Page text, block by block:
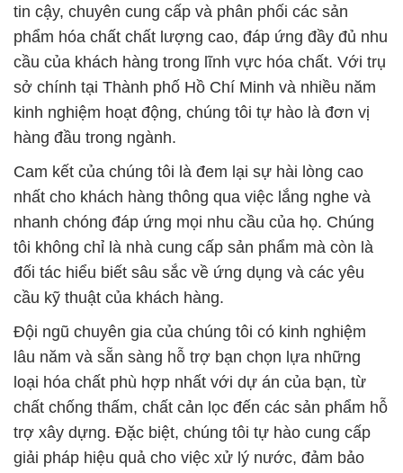
tin cậy, chuyên cung cấp và phân phối các sản
phẩm hóa chất chất lượng cao, đáp ứng đầy đủ nhu
cầu của khách hàng trong lĩnh vực hóa chất. Với trụ
sở chính tại Thành phố Hồ Chí Minh và nhiều năm
kinh nghiệm hoạt động, chúng tôi tự hào là đơn vị
hàng đầu trong ngành.
Cam kết của chúng tôi là đem lại sự hài lòng cao
nhất cho khách hàng thông qua việc lắng nghe và
nhanh chóng đáp ứng mọi nhu cầu của họ. Chúng
tôi không chỉ là nhà cung cấp sản phẩm mà còn là
đối tác hiểu biết sâu sắc về ứng dụng và các yêu
cầu kỹ thuật của khách hàng.
Đội ngũ chuyên gia của chúng tôi có kinh nghiệm
lâu năm và sẵn sàng hỗ trợ bạn chọn lựa những
loại hóa chất phù hợp nhất với dự án của bạn, từ
chất chống thấm, chất cản lọc đến các sản phẩm hỗ
trợ xây dựng. Đặc biệt, chúng tôi tự hào cung cấp
giải pháp hiệu quả cho việc xử lý nước, đảm bảo